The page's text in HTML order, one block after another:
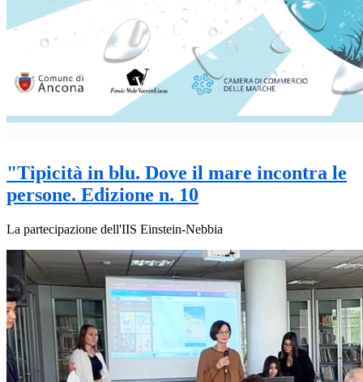
"Tipicità in blu. Dove il mare incontra le
persone. Edizione n. 10
La partecipazione dell'IIS Einstein-Nebbia